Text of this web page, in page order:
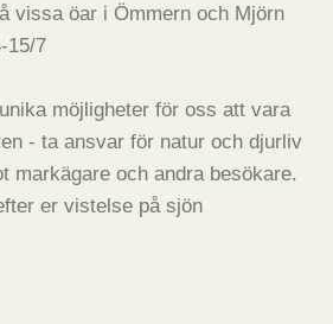
vissa öar i Ömmern och Mjörn
15/7
möjligheter för oss att vara
- ta ansvar för natur och djurliv
markägare och andra besökare.
er vistelse på sjön